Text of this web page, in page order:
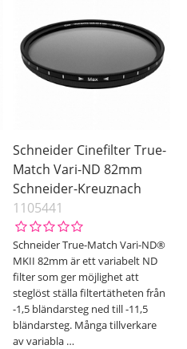
Schneider Cinefilter True-
Match Vari-ND 82mm
Schneider-Kreuznach
1105441
Schneider True-Match Vari-ND®
MKII 82mm är ett variabelt ND
filter som ger möjlighet att
steglöst ställa filtertätheten från
-1,5 bländarsteg ned till -11,5
bländarsteg. Många tillverkare
av variabla …